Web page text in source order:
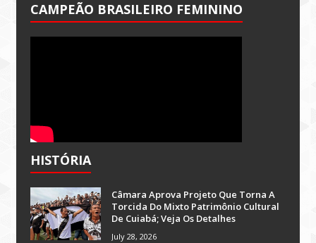
CAMPEÃO BRASILEIRO FEMININO
HISTÓRIA
Câmara Aprova Projeto Que Torna A
Torcida Do Mixto Patrimônio Cultural
De Cuiabá; Veja Os Detalhes
July 28, 2026